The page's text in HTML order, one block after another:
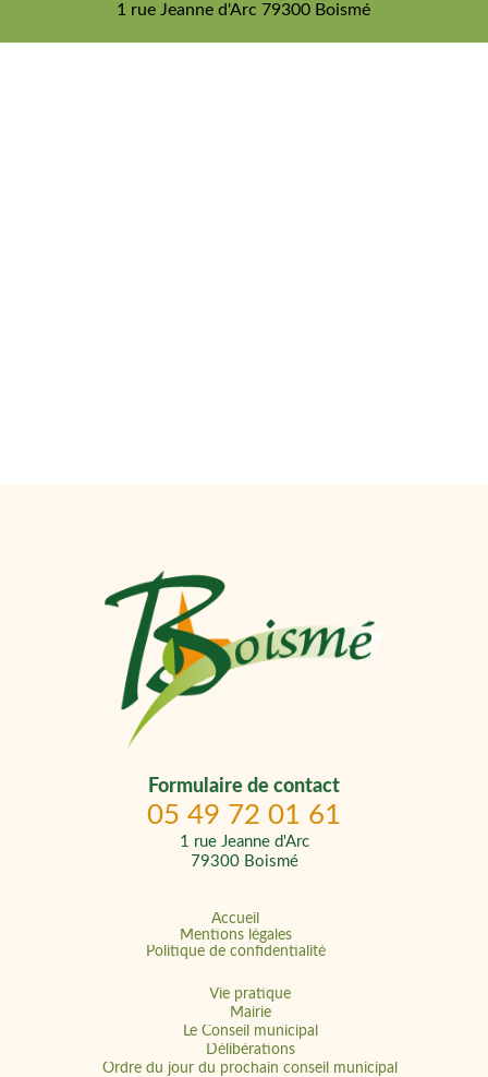
1 rue Jeanne d'Arc 79300 Boismé
Formulaire de contact
05 49 72 01 61
1 rue Jeanne d'Arc
79300 Boismé
Accueil
Mentions légales
Politique de confidentialité
Vie pratique
Mairie
Le Conseil municipal
Délibérations
Ordre du jour du prochain conseil municipal